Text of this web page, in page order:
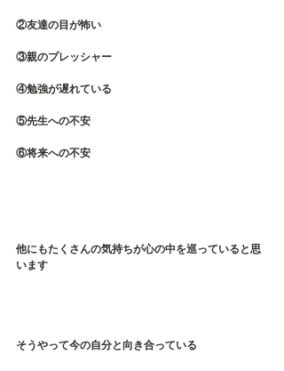
②友達の目が怖い
③親のプレッシャー
④勉強が遅れている
⑤先生への不安
⑥将来への不安
他にもたくさんの気持ちが心の中を巡っていると思
います
そうやって今の自分と向き合っている